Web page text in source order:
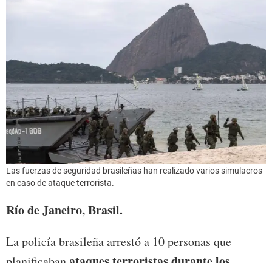
Las fuerzas de seguridad brasileñas han realizado varios simulacros
en caso de ataque terrorista.
Río de Janeiro, Brasil.
La policía brasileña arrestó a 10 personas que